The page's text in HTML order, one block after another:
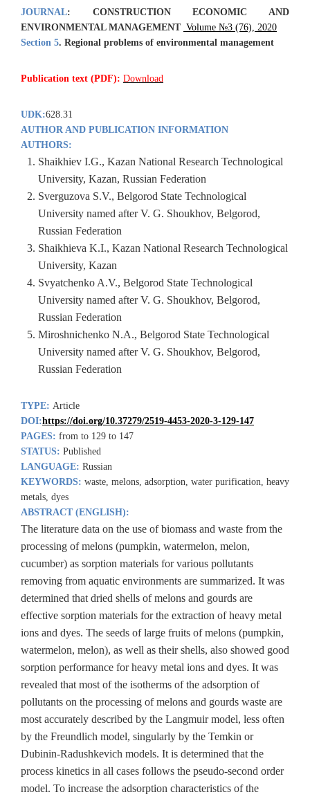
JOURNAL: CONSTRUCTION ECONOMIC AND
ENVIRONMENTAL MANAGEMENT Volume №3 (76), 2020
Section 5. Regional problems of environmental management
Publication text (PDF): Download
UDK:628.31
AUTHOR AND PUBLICATION INFORMATION
AUTHORS:
Shaikhiev I.G., Kazan National Research Technological
University, Kazan, Russian Federation
Sverguzova S.V., Belgorod State Technological
University named after V. G. Shoukhov, Belgorod,
Russian Federation
Shaikhieva K.I., Kazan National Research Technological
University, Kazan
Svyatchenko A.V., Belgorod State Technological
University named after V. G. Shoukhov, Belgorod,
Russian Federation
Miroshnichenko N.A., Belgorod State Technological
University named after V. G. Shoukhov, Belgorod,
Russian Federation
TYPE: Article
DOI:https://doi.org/10.37279/2519-4453-2020-3-129-147
PAGES: from to 129 to 147
STATUS: Published
LANGUAGE: Russian
KEYWORDS: waste, melons, adsorption, water purification, heavy
metals, dyes
ABSTRACT (ENGLISH):
The literature data on the use of biomass and waste from the
processing of melons (pumpkin, watermelon, melon,
cucumber) as sorption materials for various pollutants
removing from aquatic environments are summarized. It was
determined that dried shells of melons and gourds are
effective sorption materials for the extraction of heavy metal
ions and dyes. The seeds of large fruits of melons (pumpkin,
watermelon, melon), as well as their shells, also showed good
sorption performance for heavy metal ions and dyes. It was
revealed that most of the isotherms of the adsorption of
pollutants on the processing of melons and gourds waste are
most accurately described by the Langmuir model, less often
by the Freundlich model, singularly by the Temkin or
Dubinin-Radushkevich models. It is determined that the
process kinetics in all cases follows the pseudo-second order
model. To increase the adsorption characteristics of the